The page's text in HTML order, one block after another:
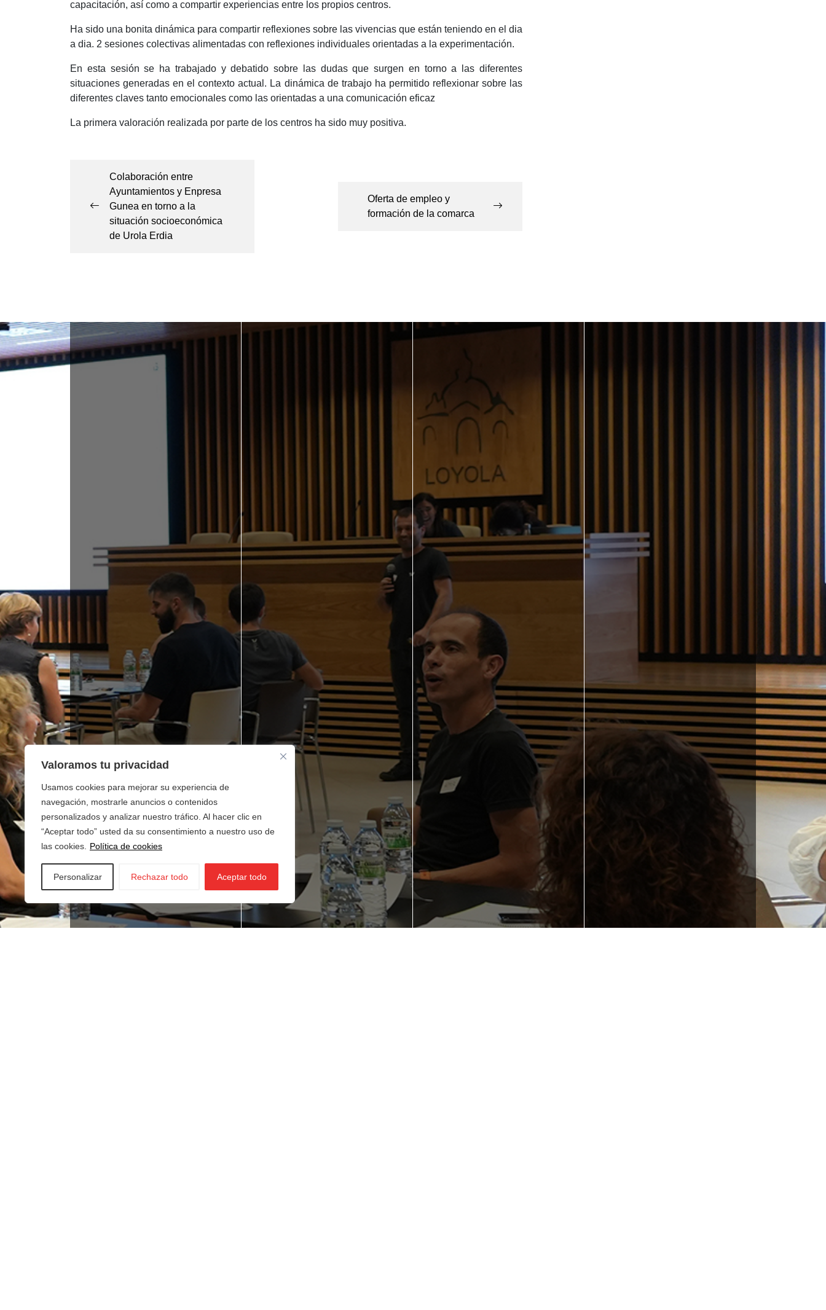
Valoramos tu privacidad
Usamos cookies para mejorar su experiencia de
navegación, mostrarle anuncios o contenidos
personalizados y analizar nuestro tráfico. Al hacer clic en
“Aceptar todo” usted da su consentimiento a nuestro uso de
las cookies.
Política de cookies
Personalizar Rechazar todo Aceptar todo
capacitación, así como a compartir experiencias entre los propios centros.
Ha sido una bonita dinámica para compartir reflexiones sobre las vivencias que están teniendo en el dia
a dia. 2 sesiones colectivas alimentadas con reflexiones individuales orientadas a la experimentación.
En esta sesión se ha trabajado y debatido sobre las dudas que surgen en torno a las diferentes
situaciones generadas en el contexto actual. La dinámica de trabajo ha permitido reflexionar sobre las
diferentes claves tanto emocionales como las orientadas a una comunicación eficaz
La primera valoración realizada por parte de los centros ha sido muy positiva.
entradas
Colaboración entre
Ayuntamientos y Enpresa
Gunea en torno a la
situación socioeconómica
de Urola Erdia
Oferta de empleo y
formación de la comarca